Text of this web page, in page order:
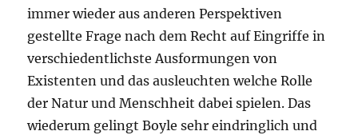
immer wieder aus anderen Perspektiven
gestellte Frage nach dem Recht auf Eingriffe in
verschiedentlichste Ausformungen von
Existenten und das ausleuchten welche Rolle
der Natur und Menschheit dabei spielen. Das
wiederum gelingt Boyle sehr eindringlich und